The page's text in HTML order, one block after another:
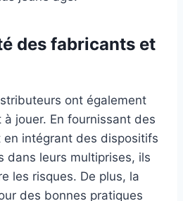
des fabricants et
ont également
jouer. En fournissant des
intégrant des dispositifs
dans leurs multiprises, ils
les risques. De plus, la
des bonnes pratiques